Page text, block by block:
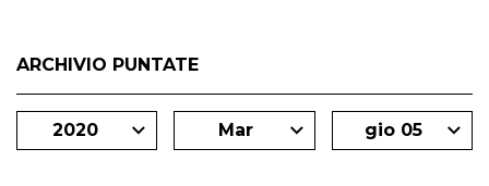
ARCHIVIO PUNTATE
2020 Mar gio 05